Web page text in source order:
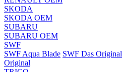
SKODA
SKODA OEM
SUBARU
SUBARU OEM
SWF
SWF Aqua Blade SWF Das Original
Original